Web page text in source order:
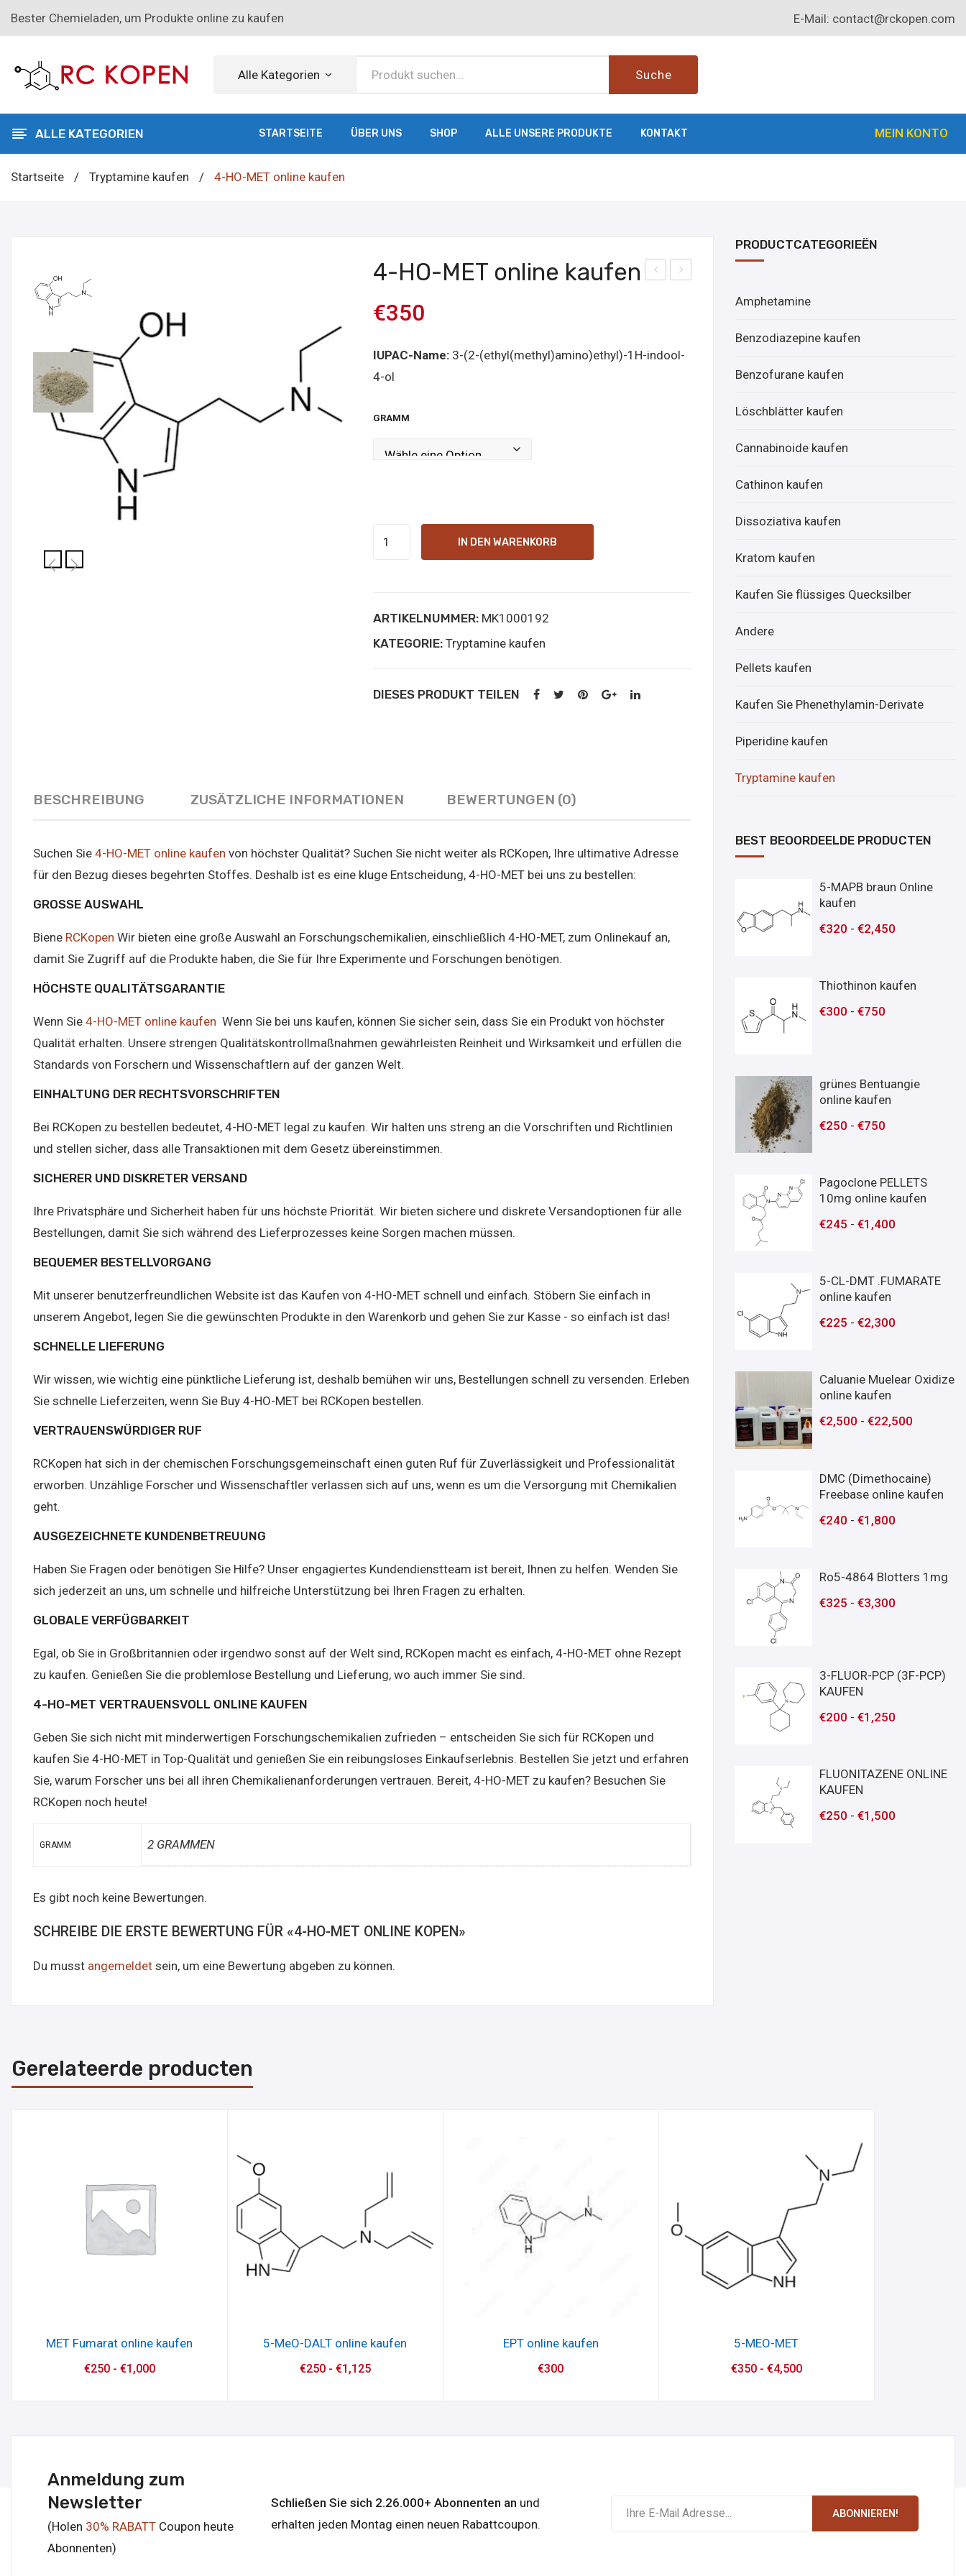
Bester Chemieladen, um Produkte online zu kaufen E-Mail: contact@rckopen.com
Alle Kategorien Suche
ALLE KATEGORIEN STARTSEITE ÜBER UNS SHOP ALLE UNSERE PRODUKTE KONTAKT MEIN KONTO
Startseite / Tryptamine kaufen / 4-HO-MET online kaufen
ne
lear
4-HO-MET online kaufen
€350
IUPAC-Name: 3-(2-(ethyl(methyl)amino)ethyl)-1H-indool-
4-ol
GRAMM
4-
kopen
Menge
IN DEN WARENKORB
ARTIKELNUMMER: MK1000192
KATEGORIE: Tryptamine kaufen
DIESES PRODUKT TEILEN
BESCHREIBUNG ZUSÄTZLICHE INFORMATIONEN BEWERTUNGEN (0)
Suchen Sie 4-HO-MET online kaufen von höchster Qualität? Suchen Sie nicht weiter als RCKopen, Ihre ultimative Adresse
für den Bezug dieses begehrten Stoffes. Deshalb ist es eine kluge Entscheidung, 4-HO-MET bei uns zu bestellen:
GROSSE AUSWAHL
Biene RCKopen Wir bieten eine große Auswahl an Forschungschemikalien, einschließlich 4-HO-MET, zum Onlinekauf an,
damit Sie Zugriff auf die Produkte haben, die Sie für Ihre Experimente und Forschungen benötigen.
HÖCHSTE QUALITÄTSGARANTIE
Wenn Sie 4-HO-MET online kaufen Wenn Sie bei uns kaufen, können Sie sicher sein, dass Sie ein Produkt von höchster
Qualität erhalten. Unsere strengen Qualitätskontrollmaßnahmen gewährleisten Reinheit und Wirksamkeit und erfüllen die
Standards von Forschern und Wissenschaftlern auf der ganzen Welt.
EINHALTUNG DER RECHTSVORSCHRIFTEN
Bei RCKopen zu bestellen bedeutet, 4-HO-MET legal zu kaufen. Wir halten uns streng an die Vorschriften und Richtlinien
und stellen sicher, dass alle Transaktionen mit dem Gesetz übereinstimmen.
SICHERER UND DISKRETER VERSAND
Ihre Privatsphäre und Sicherheit haben für uns höchste Priorität. Wir bieten sichere und diskrete Versandoptionen für alle
Bestellungen, damit Sie sich während des Lieferprozesses keine Sorgen machen müssen.
BEQUEMER BESTELLVORGANG
Mit unserer benutzerfreundlichen Website ist das Kaufen von 4-HO-MET schnell und einfach. Stöbern Sie einfach in
unserem Angebot, legen Sie die gewünschten Produkte in den Warenkorb und gehen Sie zur Kasse - so einfach ist das!
SCHNELLE LIEFERUNG
Wir wissen, wie wichtig eine pünktliche Lieferung ist, deshalb bemühen wir uns, Bestellungen schnell zu versenden. Erleben
Sie schnelle Lieferzeiten, wenn Sie Buy 4-HO-MET bei RCKopen bestellen.
VERTRAUENSWÜRDIGER RUF
RCKopen hat sich in der chemischen Forschungsgemeinschaft einen guten Ruf für Zuverlässigkeit und Professionalität
erworben. Unzählige Forscher und Wissenschaftler verlassen sich auf uns, wenn es um die Versorgung mit Chemikalien
geht.
AUSGEZEICHNETE KUNDENBETREUUNG
Haben Sie Fragen oder benötigen Sie Hilfe? Unser engagiertes Kundendienstteam ist bereit, Ihnen zu helfen. Wenden Sie
sich jederzeit an uns, um schnelle und hilfreiche Unterstützung bei Ihren Fragen zu erhalten.
GLOBALE VERFÜGBARKEIT
Egal, ob Sie in Großbritannien oder irgendwo sonst auf der Welt sind, RCKopen macht es einfach, 4-HO-MET ohne Rezept
zu kaufen. Genießen Sie die problemlose Bestellung und Lieferung, wo auch immer Sie sind.
4-HO-MET VERTRAUENSVOLL ONLINE KAUFEN
Geben Sie sich nicht mit minderwertigen Forschungschemikalien zufrieden – entscheiden Sie sich für RCKopen und
kaufen Sie 4-HO-MET in Top-Qualität und genießen Sie ein reibungsloses Einkaufserlebnis. Bestellen Sie jetzt und erfahren
Sie, warum Forscher uns bei all ihren Chemikalienanforderungen vertrauen. Bereit, 4-HO-MET zu kaufen? Besuchen Sie
RCKopen noch heute!
GRAMM 2 GRAMMEN
Es gibt noch keine Bewertungen.
SCHREIBE DIE ERSTE BEWERTUNG FÜR «4-HO-MET ONLINE KOPEN»
Du musst angemeldet sein, um eine Bewertung abgeben zu können.
PRODUCTCATEGORIEËN
Amphetamine
Benzodiazepine kaufen
Benzofurane kaufen
Löschblätter kaufen
Cannabinoide kaufen
Cathinon kaufen
Dissoziativa kaufen
Kratom kaufen
Kaufen Sie flüssiges Quecksilber
Andere
Pellets kaufen
Kaufen Sie Phenethylamin-Derivate
Piperidine kaufen
Tryptamine kaufen
BEST BEOORDEELDE PRODUCTEN
5-MAPB braun Online
kaufen
€320 -€2,450
Thiothinon kaufen
€300 -€750
grünes Bentuangie
online kaufen
€250 -€750
Pagoclone PELLETS
10mg online kaufen
€245 -€1,400
5-CL-DMT .FUMARATE
online kaufen
€225 -€2,300
Caluanie Muelear Oxidize
online kaufen
€2,500 -€22,500
DMC (Dimethocaine)
Freebase online kaufen
€240 -€1,800
Ro5-4864 Blotters 1mg
€325 -€3,300
3-FLUOR-PCP (3F-PCP)
KAUFEN
€200 -€1,250
FLUONITAZENE ONLINE
KAUFEN
€250 -€1,500
Gerelateerde producten
MET Fumarat online kaufen
€250- €1,000
5-MeO-DALT online kaufen
€250- €1,125
EPT online kaufen
€300
5-MEO-MET
€350- €4,500
Anmeldung zum
Newsletter
(Holen 30% RABATT Coupon heute
Abonnenten)
Schließen Sie sich 2.26.000+ Abonnenten an und
erhalten jeden Montag einen neuen Rabattcoupon.
ABONNIEREN!